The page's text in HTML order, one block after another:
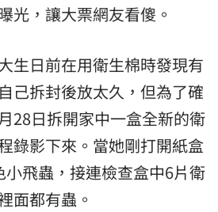
光，讓大票網友看傻。
生日前在用衛生棉時發現有
己拆封後放太久，但為了確
28日拆開家中一盒全新的衛
錄影下來。當她剛打開紙盒
飛蟲，接連檢查盒中6片衛
面都有蟲。